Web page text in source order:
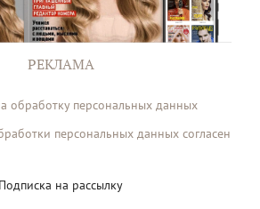
РЕКЛАМА
обработку персональных данных
персональных данных согласен
Подписка на рассылку